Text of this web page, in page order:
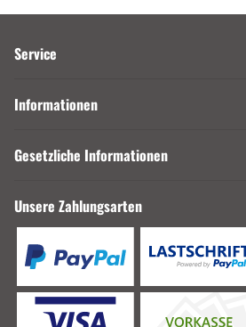
Service
Informationen
Gesetzliche Informationen
Unsere Zahlungsarten